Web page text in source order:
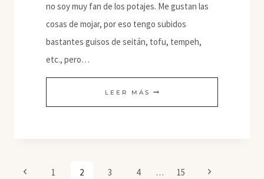
no soy muy fan de los potajes. Me gustan las
cosas de mojar, por eso tengo subidos
bastantes guisos de seitán, tofu, tempeh,
etc., pero…
LEER MÁS ENSALADILLA
CON
Navegación
Página 1 2 3 4 … 15 Siguiente